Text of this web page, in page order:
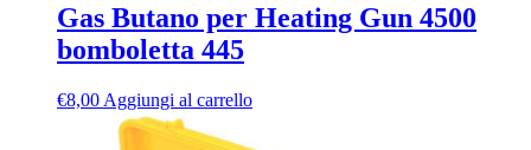
Gas Butano per Heating Gun 4500
bomboletta 445
€8,00 Aggiungi al carrello